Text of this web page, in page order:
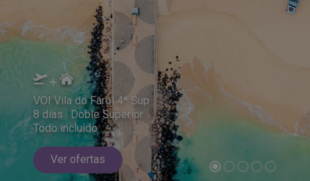
VOI Vila do Farol 4* Sup
8 días · Doble Superior
Todo incluido
Ver ofertas